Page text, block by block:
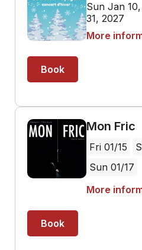
Sun Jan
31, 2027
More
Book
Mon Fric
Fri 01/15
Sun 01/17
More
Book